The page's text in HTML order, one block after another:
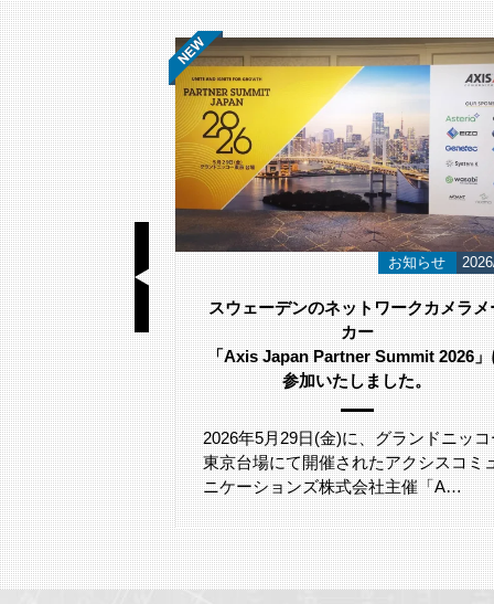
基礎知識 2026/06/23
メラ選び方｜
イント
吹き付ける環
際、「塩害へ
でしょうか。
お知らせ
スウェーデンのネットワークカメラメ
カー
「Axis Japan Partner Summit 2026」
参加いたしました。
2026年5月29日(金)に、グランドニッコ
東京台場にて開催されたアクシスコミ
ニケーションズ株式会社主催「A…